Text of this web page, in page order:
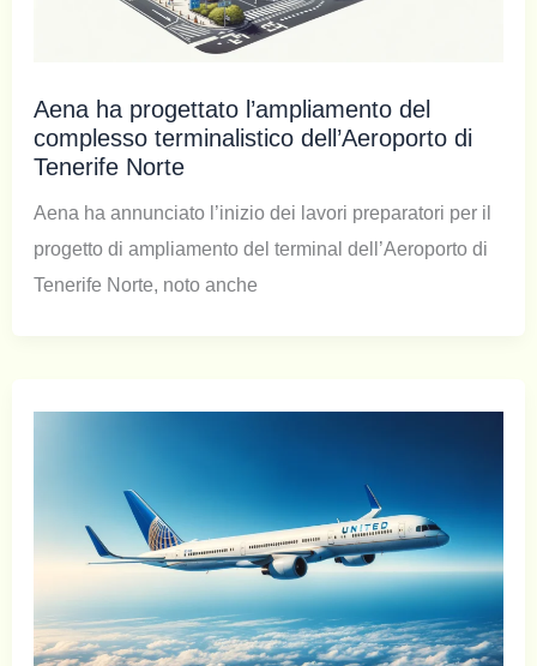
Aena ha progettato l’ampliamento del
complesso terminalistico dell’Aeroporto di
Tenerife Norte
Aena ha annunciato l’inizio dei lavori preparatori per il
progetto di ampliamento del terminal dell’Aeroporto di
Tenerife Norte, noto anche